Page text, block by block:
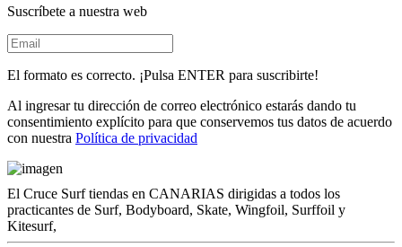
Suscríbete a nuestra web
El formato es correcto. ¡Pulsa ENTER para suscribirte!
Al ingresar tu dirección de correo electrónico estarás dando tu
consentimiento explícito para que conservemos tus datos de acuerdo
con nuestra Política de privacidad
El Cruce Surf tiendas en CANARIAS dirigidas a todos los
practicantes de Surf, Bodyboard, Skate, Wingfoil, Surffoil y
Kitesurf,